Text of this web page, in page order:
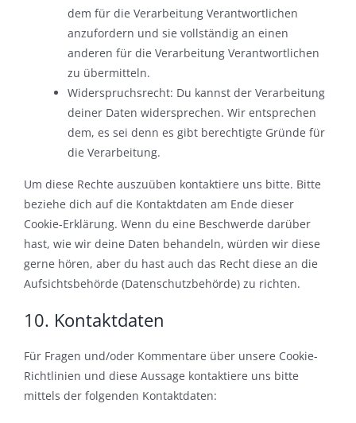
dem für die Verarbeitung Verantwortlichen
anzufordern und sie vollständig an einen
anderen für die Verarbeitung Verantwortlichen
zu übermitteln.
Widerspruchsrecht: Du kannst der Verarbeitung
deiner Daten widersprechen. Wir entsprechen
dem, es sei denn es gibt berechtigte Gründe für
die Verarbeitung.
Um diese Rechte auszuüben kontaktiere uns bitte. Bitte
beziehe dich auf die Kontaktdaten am Ende dieser
Cookie-Erklärung. Wenn du eine Beschwerde darüber
hast, wie wir deine Daten behandeln, würden wir diese
gerne hören, aber du hast auch das Recht diese an die
Aufsichtsbehörde (Datenschutzbehörde) zu richten.
10. Kontaktdaten
Für Fragen und/oder Kommentare über unsere Cookie-
Richtlinien und diese Aussage kontaktiere uns bitte
mittels der folgenden Kontaktdaten: